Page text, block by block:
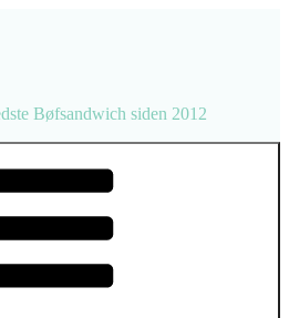
Bøfsandwich siden 2012